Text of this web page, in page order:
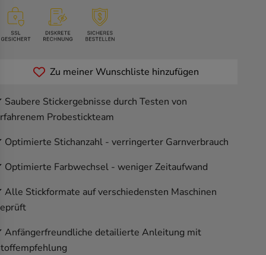
Zu meiner Wunschliste hinzufügen
Saubere Stickergebnisse durch Testen von
Probestickteam
Optimierte Stichanzahl - verringerter Garnverbrauch
Optimierte Farbwechsel - weniger Zeitaufwand
Alle Stickformate auf verschiedensten Maschinen
Anfängerfreundliche detailierte Anleitung mit